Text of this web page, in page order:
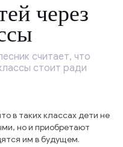
через
считает, что
стоит ради
в таких классах дети не
но и приобретают
им в будущем.